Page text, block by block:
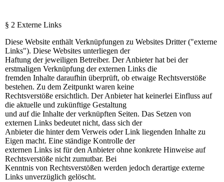
§ 2 Externe Links
Diese Website enthält Verknüpfungen zu Websites Dritter ("externe
Links"). Diese Websites unterliegen der
Haftung der jeweiligen Betreiber. Der Anbieter hat bei der
erstmaligen Verknüpfung der externen Links die
fremden Inhalte daraufhin überprüft, ob etwaige Rechtsverstöße
bestehen. Zu dem Zeitpunkt waren keine
Rechtsverstöße ersichtlich. Der Anbieter hat keinerlei Einfluss auf
die aktuelle und zukünftige Gestaltung
und auf die Inhalte der verknüpften Seiten. Das Setzen von
externen Links bedeutet nicht, dass sich der
Anbieter die hinter dem Verweis oder Link liegenden Inhalte zu
Eigen macht. Eine ständige Kontrolle der
externen Links ist für den Anbieter ohne konkrete Hinweise auf
Rechtsverstöße nicht zumutbar. Bei
Kenntnis von Rechtsverstößen werden jedoch derartige externe
Links unverzüglich gelöscht.